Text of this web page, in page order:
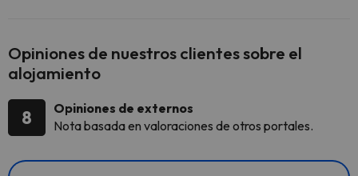
Opiniones de nuestros clientes sobre el
alojamiento
8
Opiniones de externos
Nota basada en valoraciones de otros portales.